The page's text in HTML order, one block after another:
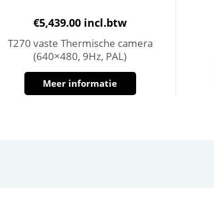
€5,439.00 incl.btw
T270 vaste Thermische camera
(640×480, 9Hz, PAL)
Meer informatie